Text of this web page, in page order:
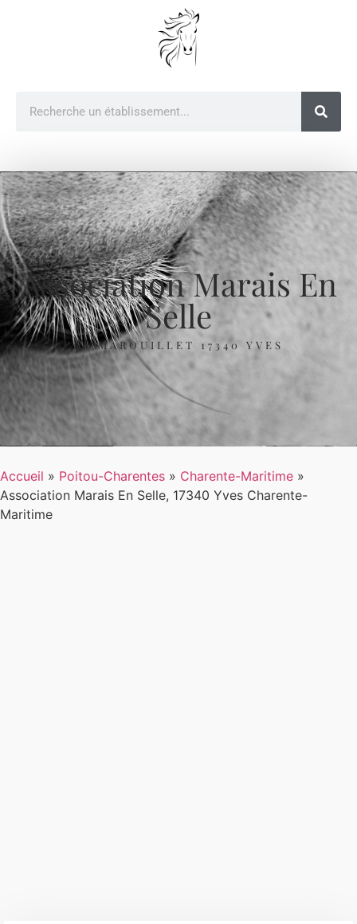
Association Marais En
Selle
LE MAROUILLET 17340 YVES
Accueil » Poitou-Charentes » Charente-Maritime »
Association Marais En Selle, 17340 Yves Charente-
Maritime